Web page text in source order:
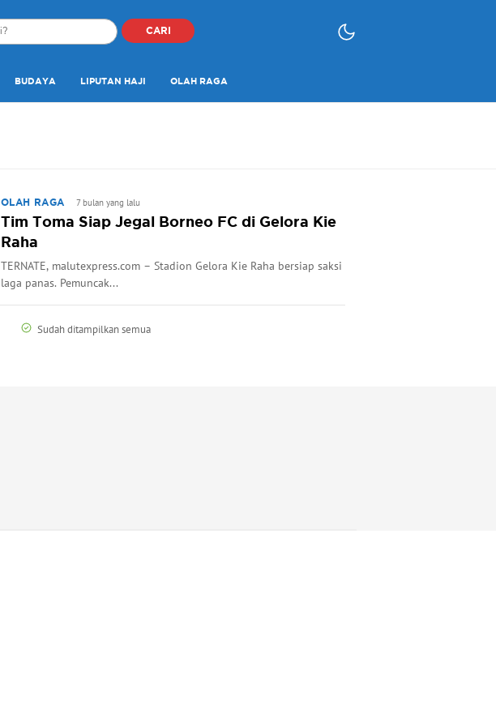
CARI
BUDAYA LIPUTAN HAJI OLAH RAGA
OLAH RAGA 7 bulan yang lalu
Tim Toma Siap Jegal Borneo FC di Gelora Kie
Raha
​TERNATE, malutexpress.com – Stadion Gelora Kie Raha bersiap saksi
laga panas. Pemuncak...
Sudah ditampilkan semua